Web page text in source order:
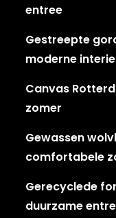
entree
Gestreepte
moderne
Canvas
zomer
Gewassen
comfortabele
Gerecyclede
duurzame